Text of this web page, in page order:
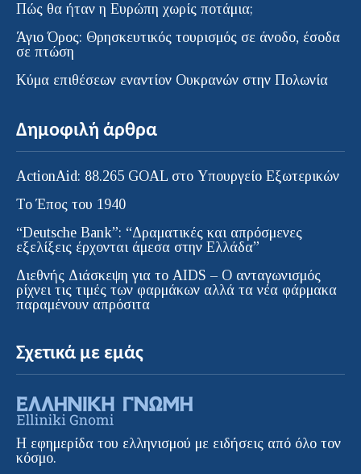
Πώς θα ήταν η Ευρώπη χωρίς ποτάμια;
Άγιο Όρος: Θρησκευτικός τουρισμός σε άνοδο, έσοδα
σε πτώση
Κύμα επιθέσεων εναντίον Ουκρανών στην Πολωνία
Δημοφιλή άρθρα
ActionAid: 88.265 GOAL στο Υπουργείο Εξωτερικών
Το Έπος του 1940
“Deutsche Bank”: “Δραματικές και απρόσμενες
εξελίξεις έρχονται άμεσα στην Ελλάδα”
Διεθνής Διάσκεψη για το AIDS – Ο ανταγωνισμός
ρίχνει τις τιμές των φαρμάκων αλλά τα νέα φάρμακα
παραμένουν απρόσιτα
Σχετικά με εμάς
Η εφημερίδα του ελληνισμού με ειδήσεις από όλο τον
κόσμο.